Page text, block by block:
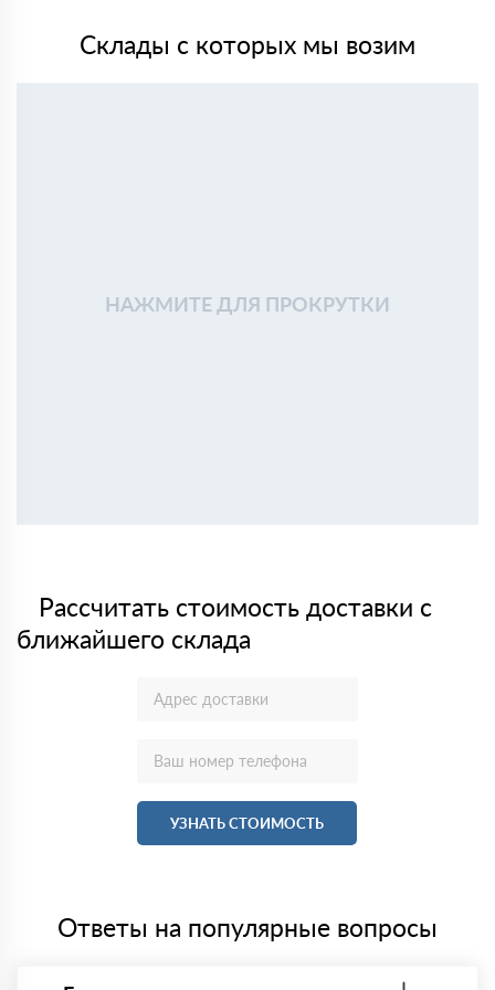
Склады с которых мы возим
НАЖМИТЕ ДЛЯ ПРОКРУТКИ
Рассчитать стоимость доставки с
ближайшего склада
УЗНАТЬ СТОИМОСТЬ
Ответы на популярные вопросы